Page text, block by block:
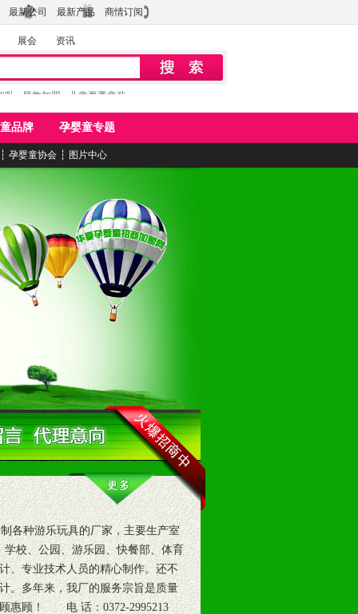
最新公司 最新产品 商情订阅
展会 资讯
乳 早教加盟 儿童夏季童装
品牌 孕婴童专题
┆ 孕婴童协会 ┆ 图片中心
种游乐玩具的厂家，主要生产室
校、公园、游乐园、快餐部、体育
、专业技术人员的精心制作。还不
。多年来，我厂的服务宗旨是质量
惠顾！ 电 话：0372-2995213